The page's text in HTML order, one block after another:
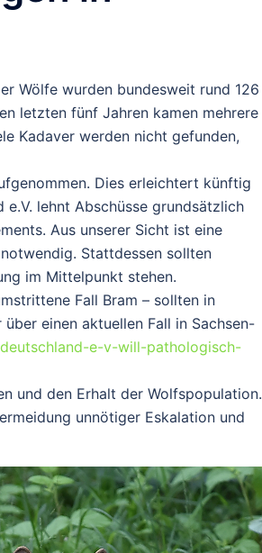
Wölfe wurden bundesweit rund 126
letzten fünf Jahren kamen mehrere
Kadaver werden nicht gefunden,
Dies erleichtert künftig
e.V. lehnt Abschüsse grundsätzlich
Aus unserer Sicht ist eine
Stattdessen sollten
im Mittelpunkt stehen.
Fall Bram – sollten in
einen aktuellen Fall in Sachsen-
e-v-will-pathologisch-
und den Erhalt der Wolfspopulation.
unnötiger Eskalation und